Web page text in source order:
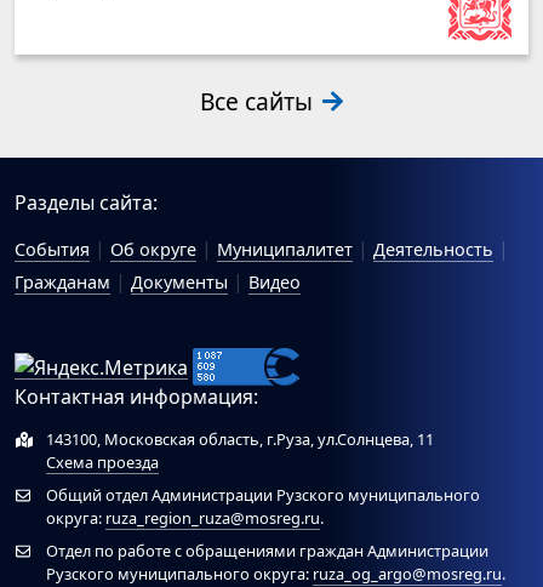
Все сайты
Разделы сайта:
События Об округе Муниципалитет
Деятельность
Гражданам
Документы Видео
Контактная информация:
143100, Московская область, г.Руза, ул.Солнцева, 11
Схема проезда
Общий отдел Администрации Рузского муниципального
округа: ruza_region_ruza@mosreg.ru.
Отдел по работе с обращениями граждан Администрации
Рузского муниципального округа: ruza_og_argo@mosreg.ru.